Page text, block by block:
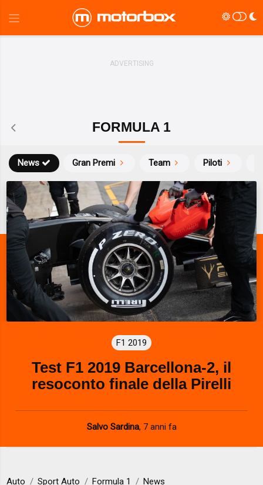
FORMULA 1
News Gran Premi Team Piloti
F1 2019
Test F1 2019 Barcellona-2, il
resoconto finale della Pirelli
Salvo Sardina, 7 anni fa
Auto Sport Auto Formula 1 News